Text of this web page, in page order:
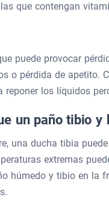
que contengan
puede provocar
o pérdida de apetito.
los líquidos
un paño tibio y
una ducha tibia
extremas
húmedo y tibio en la